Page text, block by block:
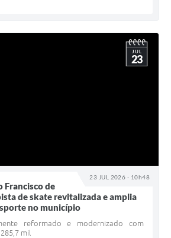
23 JUL 2026 - 10h48
JUL
23
Francisco de
de skate revitalizada e amplia
no município
reformado e modernizado com
mil